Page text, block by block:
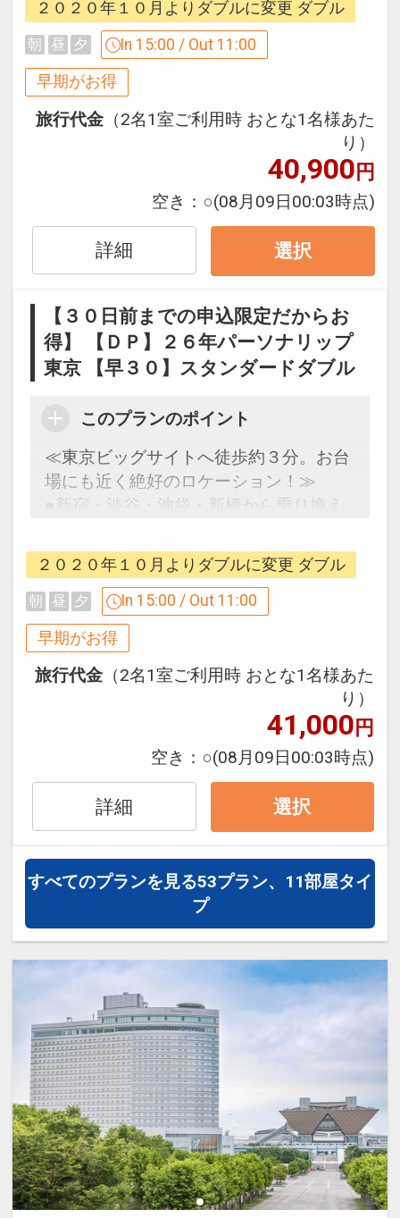
続無料で快適♪
【３０日前までの申込限定だからお得】
早期申込限定プラン
本プランは「初泊日の３０日前までにお
申し込みの方」に限りご予約可能なプラ
早期申込対象期間を過ぎてからの変更
（人数の内訳・客室タイプ・食事条件・
プラン・氏名・人員・泊数の増減等の変
更）があった場合、
新たに通常プランのご予約が必要となり
ます。
「食事なしプラン」と「朝食付プラン」
をご用意しています。
●「食事なしプラン」と「朝食付プラ
ン」を掲載しています。
※ご覧のページがどちらかを【食事条
件】の項目でご確認のうえ、予約にお進
「禁煙ルーム」と「喫煙ルーム」をご用
意しています。
●「禁煙ルーム」と「喫煙ルーム」を掲
載しています。
の項目でご確認のうえ、予約にお進
設定期間：2026年4月1日～2026年9月
２０２０年１０月よりダブルに変更 ダブル
朝 昼 夕 In 15:00 / Out 11:00
早期がお得
旅行代金 （2名1室ご利用時 おとな1名様あた
り）
40,900円
空き： ○(08月09日00:03時点)
詳細 選択
【３０日前までの申込限定だからお
得】 【ＤＰ】２６年パーソナリップ
東京 【早３０】スタンダードダブル
このプランのポイント
≪東京ビッグサイトへ徒歩約３分。お台
場にも近く絶好のロケーション！≫
■新宿・渋谷・池袋・新橋から乗り換え
■全室シモンズ社製ベッドとＷｉ‐Ｆｉ接
続無料で快適♪
【３０日前までの申込限定だからお得】
早期申込限定プラン
本プランは「初泊日の３０日前までにお
申し込みの方」に限りご予約可能なプラ
早期申込対象期間を過ぎてからの変更
（人数の内訳・客室タイプ・食事条件・
プラン・氏名・人員・泊数の増減等の変
更）があった場合、
新たに通常プランのご予約が必要となり
ます。
「食事なしプラン」と「朝食付プラン」
をご用意しています。
●「食事なしプラン」と「朝食付プラ
ン」を掲載しています。
※ご覧のページがどちらかを
【食事条
件】の項目でご確認のうえ、予約にお進
み下さい。
設定期間：2026年4月1日～2027年3月
31日
インターネットコース番号：DP-1-
２０２０年１０月よりダブルに変更 ダブル
朝 昼 夕 In 15:00 / Out 11:00
早期がお得
旅行代金 （2名1室ご利用時 おとな1名様あた
り）
41,000円
空き： ○(08月09日00:03時点)
詳細 選択
すべてのプランを見る53プラン、11部屋タイ
プ